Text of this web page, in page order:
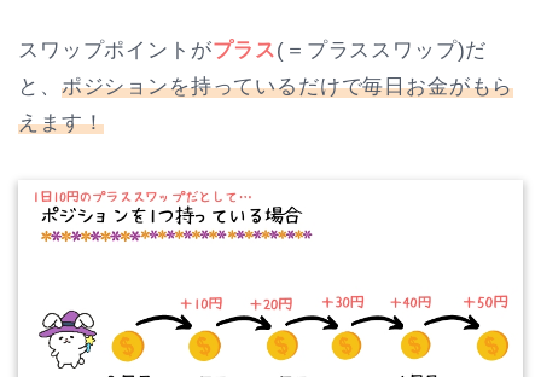
スワップポイントがプラス(＝プラススワップ)だ
と、 ポジションを持っているだけで毎日お金がもら
えます！